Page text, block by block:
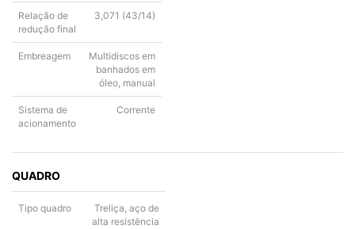
Relação de
redução final
3,071 (43/14)
Embreagem
Multidiscos em
banhados em
óleo, manual
Sistema de
acionamento
Corrente
QUADRO
Tipo quadro
Treliça, aço de
alta resistência